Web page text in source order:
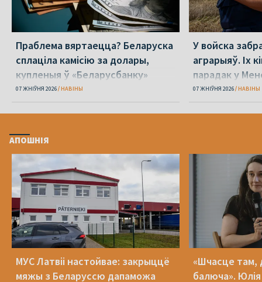
Праблема вяртаецца? Беларуска
сплаціла камісію за долары,
купленыя ў «Беларусбанку»
07 ЖНІЎНЯ 2026 НАВІНЫ
У войска
аграрыяў. Іх
парадак у
07 ЖНІЎНЯ 2026 НАВІНЫ
АПОШНІЯ
МУС Латвіі настойвае: закрыццё
мяжы з Беларуссю дапаможа
«Шчасце там,
балюча».